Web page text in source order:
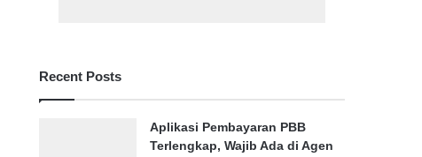
Recent Posts
Aplikasi Pembayaran PBB
Terlengkap, Wajib Ada di Agen